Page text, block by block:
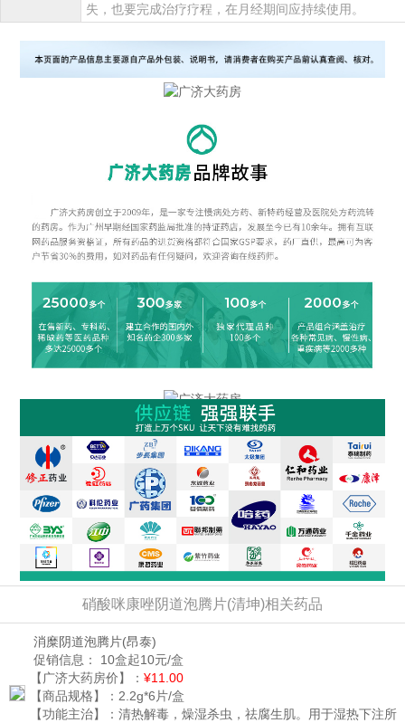
失，也要完成治疗疗程，在月经期间应持续使用。
硝酸咪康唑阴道泡腾片(清坤)相关药品
消糜阴道泡腾片(昂泰)
促销信息：
10盒起10元/盒
【广济大药房价】： ¥11.00
【商品规格】： 2.2g*6片/盒
【功能主治】： 清热解毒，燥湿杀虫，祛腐生肌。用于湿热下注所